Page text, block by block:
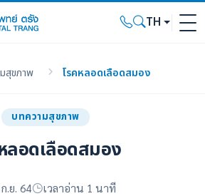
TH
สุขภาพ โรคหลอดเลือดสมอง
บทความสุขภาพ
ลอดเลือดสมอง
.ย. 64 เวลาอ่าน 1 นาที